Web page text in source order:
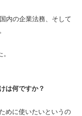
内の企業法務、そして
は何ですか？
めに使いたいというの